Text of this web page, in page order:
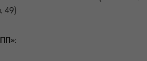
49)